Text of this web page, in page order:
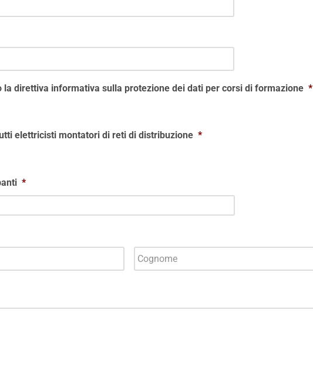
la direttiva informativa sulla protezione dei dati per corsi di formazione *
elettricisti montatori di reti di distribuzione *
*